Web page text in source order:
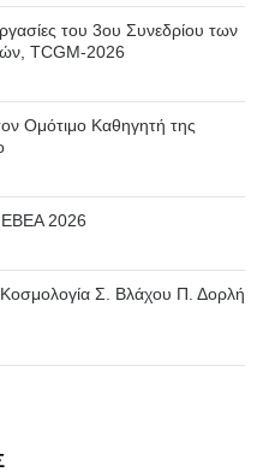
του 3ου Συνεδρίου των
TCGM-2026
Ομότιμο Καθηγητή της
ΕΒΕΑ 2026
Κοσμολογία Σ. Βλάχου Π. Δορλή